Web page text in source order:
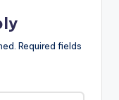
Required fields